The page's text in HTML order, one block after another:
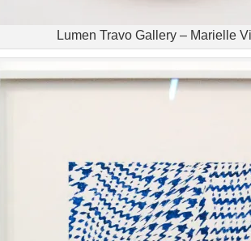
Lumen Travo Gallery – Marielle